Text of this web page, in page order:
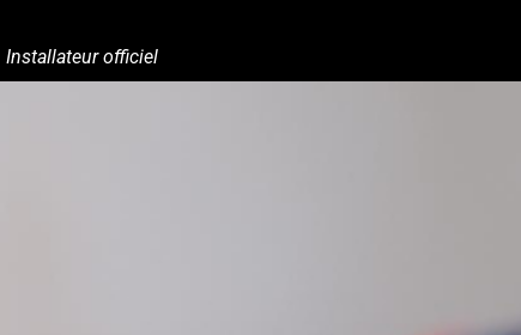
Installateur officiel